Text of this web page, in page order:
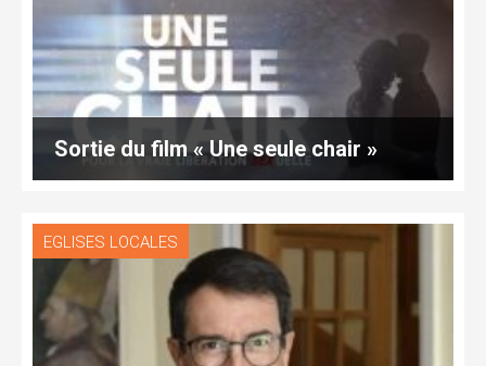
Sortie du film « Une seule chair »
EGLISES LOCALES